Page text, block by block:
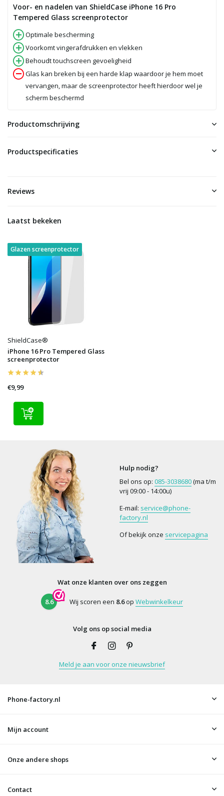
Voor- en nadelen van ShieldCase iPhone 16 Pro
Tempered Glass screenprotector
Optimale bescherming
Voorkomt vingerafdrukken en vlekken
Behoudt touchscreen gevoeligheid
Glas kan breken bij een harde klap waardoor je hem moet
vervangen, maar de screenprotector heeft hierdoor wel je
scherm beschermd
Productomschrijving
Productspecificaties
Reviews
Laatst bekeken
Glazen screenprotector
ShieldCase®
iPhone 16 Pro Tempered Glass
screenprotector
€9,99
Hulp nodig?
Bel ons op: 085-3038680(ma t/m
vrij 09:00 - 14:00u)
E-mail: service@phone-
factory.nl
Of bekijk onze servicepagina
Wat onze klanten over ons zeggen
8.6 Wij scoren een 8.6op Webwinkelkeur
Volg ons op social media
Meld je aan voor onze nieuwsbrief
Phone-factory.nl
Mijn account
Onze andere shops
Contact